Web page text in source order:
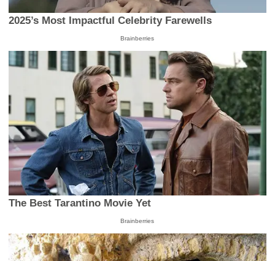
2025’s Most Impactful Celebrity Farewells
Brainberries
The Best Tarantino Movie Yet
Brainberries